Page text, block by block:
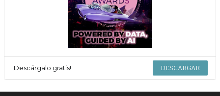
¡Descárgalo gratis! DESCARGAR